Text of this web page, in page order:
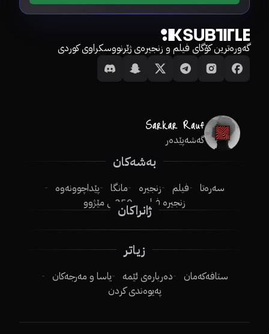
گەورەترین کۆگای فیلم و زنجیرەی ژێرنووسکراوی کوردی
گەشەپێدەر
بەشەکان
سەرەتا فیلم زنجیرە مانگا
پێداچوونەوە
زنجیرە فیلم
250ـی مێژوو
ژانراکان
زیاتر
ستافەکەمان دەربارەی ئێمە
یاسا و مەرجەکان
پەیوەندی کردن